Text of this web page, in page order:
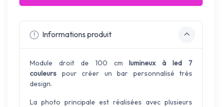
Informations produit
Module droit de 100 cmlumineux à led 7
couleurs pour créer un bar personnalisé très
design.
La photo principale est réalisées avec plusieurs